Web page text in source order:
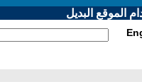
الموقع البديل